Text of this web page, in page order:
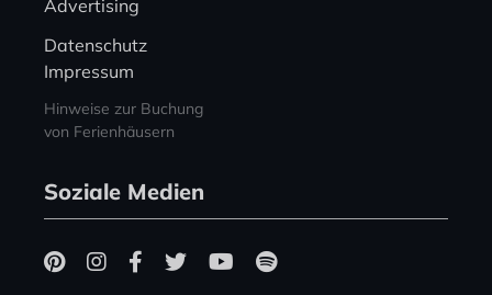
Advertising
Datenschutz
Impressum
Hinweise zur Buchung
von Ferienhäusern
Soziale Medien